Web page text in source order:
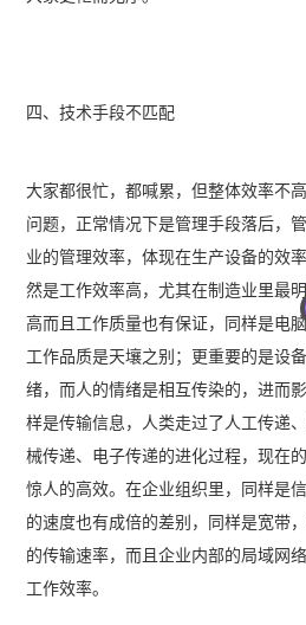
四、技术手段不匹配
大家都很忙，都喊累，但整体效率不
问题，正常情况下是管理手段落后，
业的管理效率，体现在生产设备的效
然是工作效率高，尤其在制造业里最
高而且工作质量也有保证，同样是电
工作品质是天壤之别；更重要的是设
绪，而人的情绪是相互传染的，进而
样是传输信息，人类走过了人工传递
械传递、电子传递的进化过程，现在
惊人的高效。在企业组织里，同样是
的速度也有成倍的差别，同样是宽带
的传输速率，而且企业内部的局域网
工作效率。